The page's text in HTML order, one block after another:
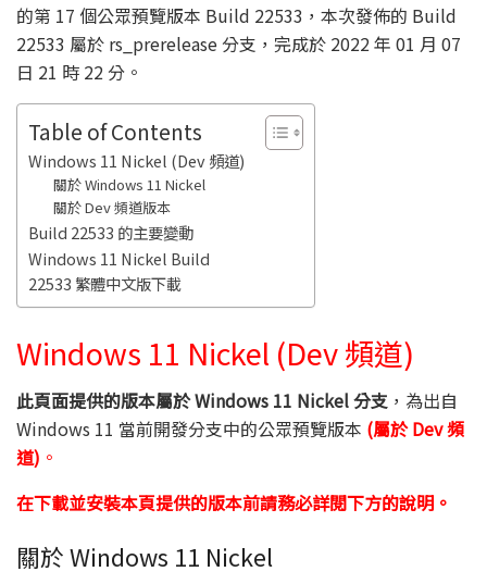
的第 17 個公眾預覽版本 Build 22533，本次發佈的 Build
22533 屬於 rs_prerelease 分支，完成於 2022 年 01 月 07
日 21 時 22 分。
Table of Contents
Windows 11 Nickel (Dev 頻道)
關於 Windows 11 Nickel
關於 Dev 頻道版本
Build 22533 的主要變動
Windows 11 Nickel Build
22533 繁體中文版下載
Windows 11 Nickel (Dev 頻道)
此頁面提供的版本屬於 Windows 11 Nickel 分支 ，為出自
Windows 11 當前開發分支中的公眾預覽版本 (屬於 Dev 頻
道) 。
在下載並安裝本頁提供的版本前請務必詳閱下方的說明。
關於 Windows 11 Nickel